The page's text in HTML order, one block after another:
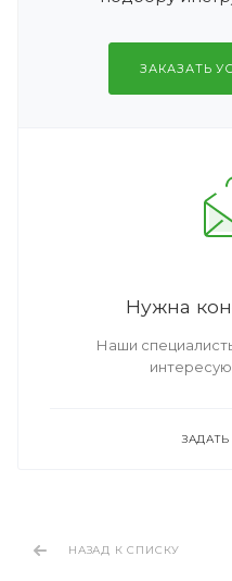
ЗАКАЗАТЬ
Нужна
Наши
НАЗАД К СПИСКУ